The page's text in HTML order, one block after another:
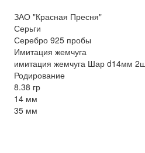
ЗАО "Красная Пресня"
Серьги
Серебро 925 пробы
Имитация жемчуга
имитация жемчуга Шар d14мм
Родирование
8.38 гр
14 мм
35 мм